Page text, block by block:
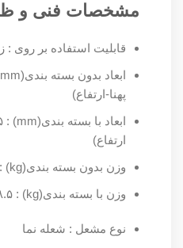
مشخصات فنی و
قابلیت استفاده بر روی :
پهنا-ارتفاع)
ارتفاع)
وزن بدون بسته بندی(kg) : ۱۶.۵
وزن با بسته بندی(kg) : ۱۸.۵
نوع مشعل : شعله نما